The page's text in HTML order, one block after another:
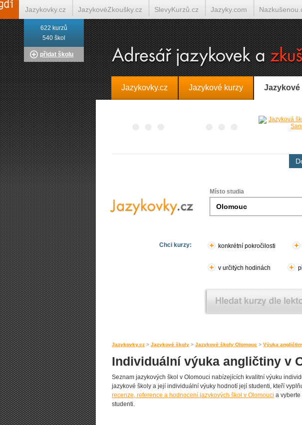
Jazykovky.cz Jazykové kurzy
Místo studia
Chci kurzy: konkrétní pokročilosti
v určitých hodinách
Jazykovky.cz > Jazykové školy > Jazykové školy Olomouc > Výuka
Individuální výuka angličtiny v
Seznam jazykových škol v Olomouci nabízejících kvalitní výuku
jazykové školy a její individuální výuky hodnotí její studenti, kteří
recenze, reference a hodnocení jazykových škol v Olomouci a
studenti.
622 kurzů
540 škol
přidat školu
Jazykovky.cz JazykovéZkoušky.cz SlevyKurzů.cz Jazyky.com
Italština on-line Tlumočení-Překlady.cz Překládá.cz Tlumočí.cz